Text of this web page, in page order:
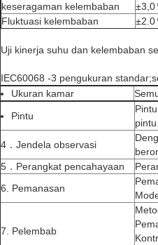
keseragaman kelembaban
±3,0
Fluktuasi kelembaban
±2.0
Uji kinerja suhu dan kelembaban
IEC60068 -3 pengukuran
Ukuran kamar
Pintu
4．Jendela observasi
5．Perangkat pencahayaan
6. Pemanasan
7. Pelembab